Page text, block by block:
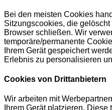
Bei den meisten Cookies
Sitzungscookies, die
Browser schließen. Wir
temporäre/permanente
Ihrem Gerät gespeichert
Erlebnis zu personalisieren
Cookies von Drittanbietern
Wir arbeiten mit
Ihrem Gerät platzieren.